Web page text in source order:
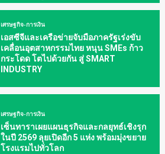
เศรษฐกิจ-การเงิน
เอสซีจีและเครือข่ายจับมือภาครัฐเร่งขับ
เคลื่อนอุตสาหกรรมไทย หนุน SMEs ก้าว
กระโดด โตไปด้วยกัน สู่ SMART
INDUSTRY
เศรษฐกิจ-การเงิน
เซ็นทาราเผยแผนธุรกิจและกลยุทธ์เชิงรุก
ในปี 2569 ลุยเปิดอีก 5 แห่ง พร้อมมุ่งขยาย
โรงแรมไปทั่วโลก